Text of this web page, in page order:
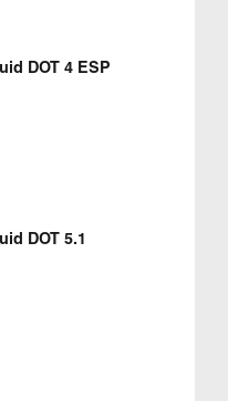
DOT 4 ESP
DOT 5.1